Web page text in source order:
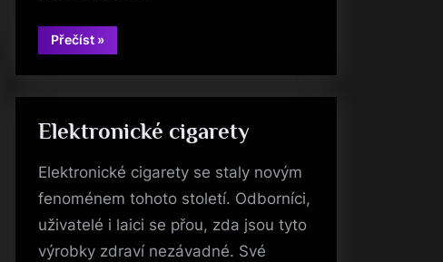
Přečíst“Toužíte
po
interiéru?”
»
Elektronické cigarety
Elektronické cigarety se staly novým
fenoménem tohoto století. Odborníci,
uživatelé i laici se přou, zda jsou tyto
výrobky zdraví nezávadné. Své